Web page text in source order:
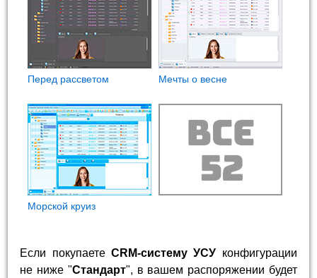
Перед рассветом Мечты о весне
Морской круиз
Если покупаете CRM-систему УСУ конфигурации
не ниже "Стандарт", в вашем распоряжении будет